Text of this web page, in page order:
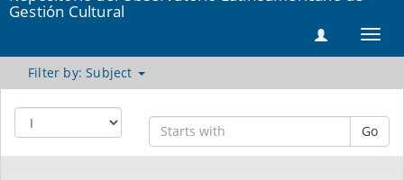
Gestión Cultural
Filter by: Subject
Go